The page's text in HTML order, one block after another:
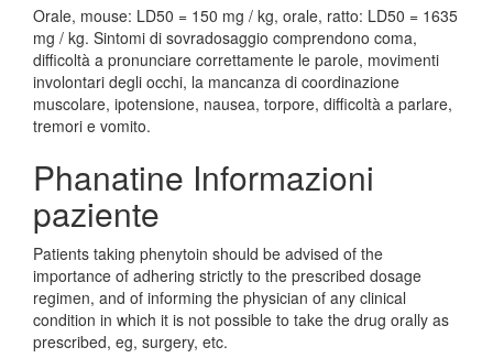
Orale, mouse: LD50 = 150 mg / kg, orale, ratto: LD50 = 1635
mg / kg. Sintomi di sovradosaggio comprendono coma,
difficoltà a pronunciare correttamente le parole, movimenti
involontari degli occhi, la mancanza di coordinazione
muscolare, ipotensione, nausea, torpore, difficoltà a parlare,
tremori e vomito.
Phanatine Informazioni
paziente
Patients taking phenytoin should be advised of the
importance of adhering strictly to the prescribed dosage
regimen, and of informing the physician of any clinical
condition in which it is not possible to take the drug orally as
prescribed, eg, surgery, etc.